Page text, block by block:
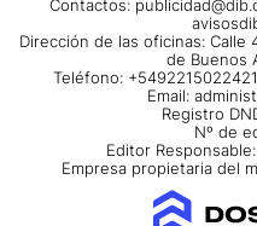
Contactos:
Dirección de las oficinas: Calle
de Buenos
Teléfono:
Email:
Registro
Nº de
Editor
Empresa propietaria del